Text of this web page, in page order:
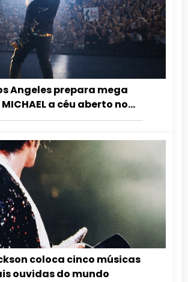
Angeles prepara mega
a céu aberto no
Rei do Pop
coloca cinco músicas
ouvidas do mundo